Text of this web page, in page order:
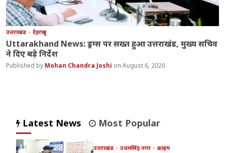
उत्तराखंड देहरादून
Uttarakhand News: ड्रग्स पर सख्त हुआ उत्तराखंड, मुख्य सचिव
ने दिए बड़े निर्देश
Mohan Chandra Joshi August 6, 2026
Latest News Most Popular
उत्तराखंड उधमसिंह नगर क्राइम